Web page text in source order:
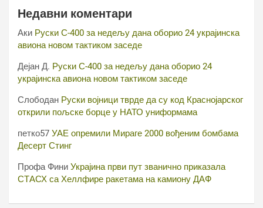
Недавни коментари
Аки Руски С-400 за недељу дана оборио 24 украјинска
авиона новом тактиком заседе
Дејан Д. Руски С-400 за недељу дана оборио 24
украјинска авиона новом тактиком заседе
Слободан Руски војници тврде да су код Краснојарског
открили пољске борце у НАТО униформама
петко57 УАЕ опремили Мираге 2000 вођеним бомбама
Десерт Стинг
Профа Фини Украјина први пут званично приказала
СТАСХ са Хеллфире ракетама на камиону ДАФ